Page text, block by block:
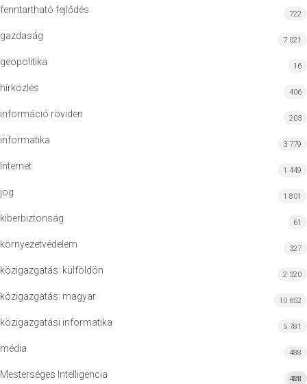
fenntartható fejlődés 722
gazdaság 7 021
geopolitika 16
hírközlés 406
információ röviden 203
informatika 3 779
Internet 1 449
jog 1 801
kiberbiztonság 61
környezetvédelem 327
közigazgatás: külföldön 2 320
közigazgatás: magyar 10 652
közigazgatási informatika 5 781
média 488
Mesterséges Intelligencia MI
422